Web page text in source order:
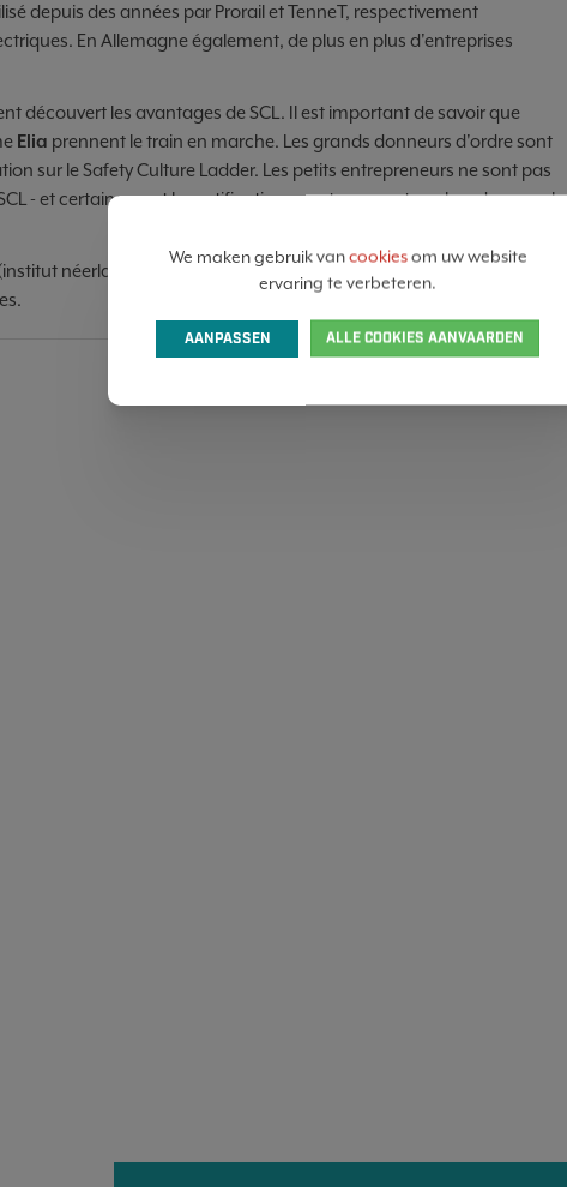
depuis des années par Prorail et TenneT, respectivement
En Allemagne également, de plus en plus d'entreprises
découvert les avantages de SCL. Il est important de savoir que
Elia prennent le train en marche. Les grands donneurs d'ordre sont
sur le Safety Culture Ladder. Les petits entrepreneurs ne sont pas
- et certainement la certification - sont un avantage lors des appels
néerlandais de normalisation) visant à créer un cadre pour le
SHARE
We maken gebruik vancookiesom uw website
ervaring te verbeteren.
AANPASSEN ALLE COOKIES AANVAARDEN